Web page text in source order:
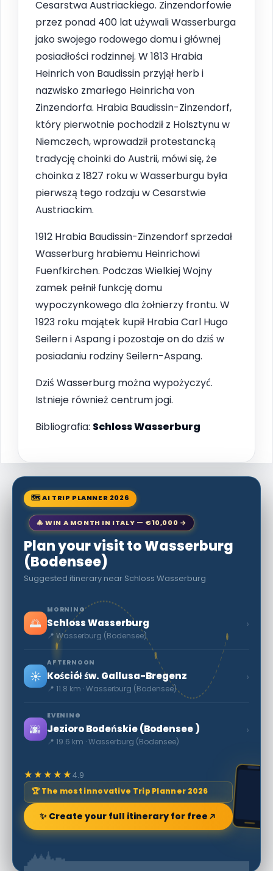
Cesarstwa Austriackiego. Zinzendorfowie
przez ponad 400 lat używali Wasserburga
jako swojego rodowego domu i głównej
posiadłości rodzinnej. W 1813 Hrabia
Heinrich von Baudissin przyjął herb i
nazwisko zmarłego Heinricha von
Zinzendorfa. Hrabia Baudissin-Zinzendorf,
który pierwotnie pochodził z Holsztynu w
Niemczech, wprowadził protestancką
tradycję choinki do Austrii, mówi się, że
choinka z 1827 roku w Wasserburgu była
pierwszą tego rodzaju w Cesarstwie
Austriackim.
1912 Hrabia Baudissin-Zinzendorf sprzedał
Wasserburg hrabiemu Heinrichowi
Fuenfkirchen. Podczas Wielkiej Wojny
zamek pełnił funkcję domu
wypoczynkowego dla żołnierzy frontu. W
1923 roku majątek kupił Hrabia Carl Hugo
Seilern i Aspang i pozostaje on do dziś w
posiadaniu rodziny Seilern-Aspang.
Dziś Wasserburg można wypożyczyć.
Istnieje również centrum jogi.
Bibliografia: Schloss Wasserburg
🗺 AI TRIP PLANNER 2026
🎄 WIN A MONTH IN ITALY — €10,000 →
Plan your visit to Wasserburg
(Bodensee)
Suggested itinerary near Schloss Wasserburg
🌅
MORNING
Schloss Wasserburg
📍 Wasserburg (Bodensee)
›
☀️
AFTERNOON
Kościół św. Gallusa-Bregenz
📍 11.8 km · Wasserburg (Bodensee)
›
🌆
EVENING
Jezioro Bodeńskie (Bodensee )
📍 19.6 km · Wasserburg (Bodensee)
›
★★★★★4.9
🏆 The most innovative Trip Planner 2026
✨ Create your full itinerary for free